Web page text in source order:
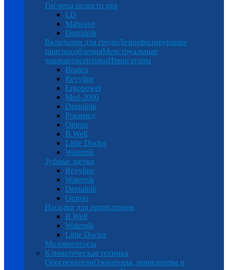
Гигиена полости рта
LD
Matwave
Dentalpik
Вкладыши для грудиДезинфицирующие
приспособленияМенструальные
чашиантисептикиИрригаторы
Bradex
Revyline
Ergopower
Med-2000
Dentalpik
Рокимед
Omron
B.Well
Little Doctor
Waterpik
Зубные щетки
Revyline
Waterpik
Dentalpik
Omron
Насадки для ирригаторов
B.Well
Waterpik
Little Doctor
Молокоотсосы
Климатическая техника
ОбогревателиОзонаторы, ионизаторы и